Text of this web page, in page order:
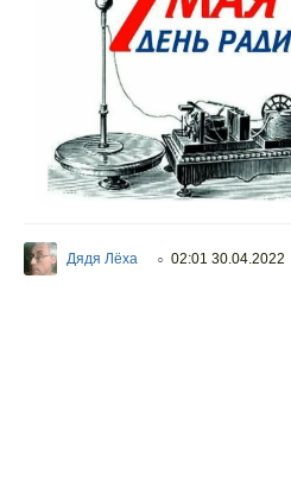
Дядя Лёха ○ 02:01 30.04.2022